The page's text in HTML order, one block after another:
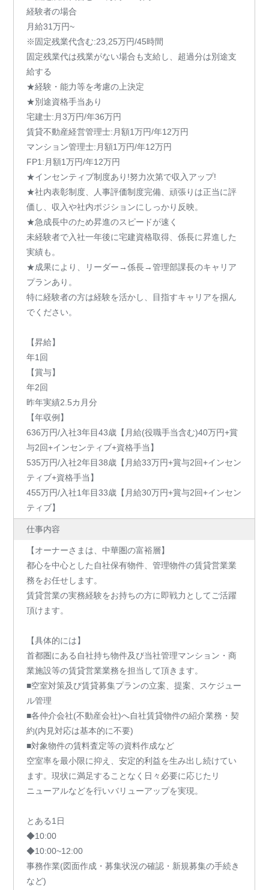
経験者の場合
月給31万円~
※固定残業代含む:23,25万円/45時間
固定残業代は残業がない場合も支給し、超過分は別途支
給する
★経験・能力等を考慮の上決定
★別途資格手当あり
宅建士:月3万円/年36万円
賃貸不動産経営管理士:月額1万円/年12万円
マンション管理士:月額1万円/年12万円
FP1:月額1万円/年12万円
★インセンティブ制度あり!努力次第で収入アップ!
★社内表彰制度、人事評価制度完備、頑張りは正当に評
価し、収入や社内ポジションにしっかり反映。
★急成長中のため昇進のスピードが速く
未経験者で入社一年後に宅建資格取得、係長に昇進した
実績も。
★成果により、リーダー→係長→管理部課長のキャリア
プランあり。
特に経験者の方は経験を活かし、目指すキャリアを掴ん
でください。
【昇給】
年1回
【賞与】
年2回
昨年実績2.5カ月分
【年収例】
636万円/入社3年目43歳【月給(役職手当含む)40万円+賞
与2回+インセンティブ+資格手当】
535万円/入社2年目38歳【月給33万円+賞与2回+インセン
ティブ+資格手当】
455万円/入社1年目33歳【月給30万円+賞与2回+インセン
ティブ】
仕事内容
【オーナーさまは、中華圏の富裕層】
都心を中心とした自社保有物件、管理物件の賃貸営業業
務をお任せします。
賃貸営業の実務経験をお持ちの方に即戦力としてご活躍
頂けます。
【具体的には】
首都圏にある自社持ち物件及び当社管理マンション・商
業施設等の賃貸営業業務を担当して頂きます。
■空室対策及び賃貸募集プランの立案、提案、スケジュー
ル管理
■各仲介会社(不動産会社)へ自社賃貸物件の紹介業務・契
約(内見対応は基本的に不要)
■対象物件の賃料査定等の資料作成など
空室率を最小限に抑え、安定的利益を生み出し続けてい
ます。現状に満足することなく日々必要に応じたリ
ニューアルなどを行いバリューアップを実現。
とある1日
◆10:00
◆10:00~12:00
事務作業(図面作成・募集状況の確認・新規募集の手続き
など)